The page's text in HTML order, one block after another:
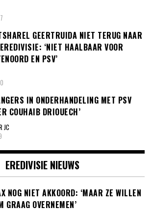
GEERTRUIDA NIET TERUG NAAR
‘NIET HAALBAAR VOOR
EN PSV’
IN ONDERHANDELING MET PSV
COUHAIB DRIOUECH’
JC
EREDIVISIE NIEUWS
NOG NIET AKKOORD: ‘MAAR ZE WILLEN
GRAAG OVERNEMEN’